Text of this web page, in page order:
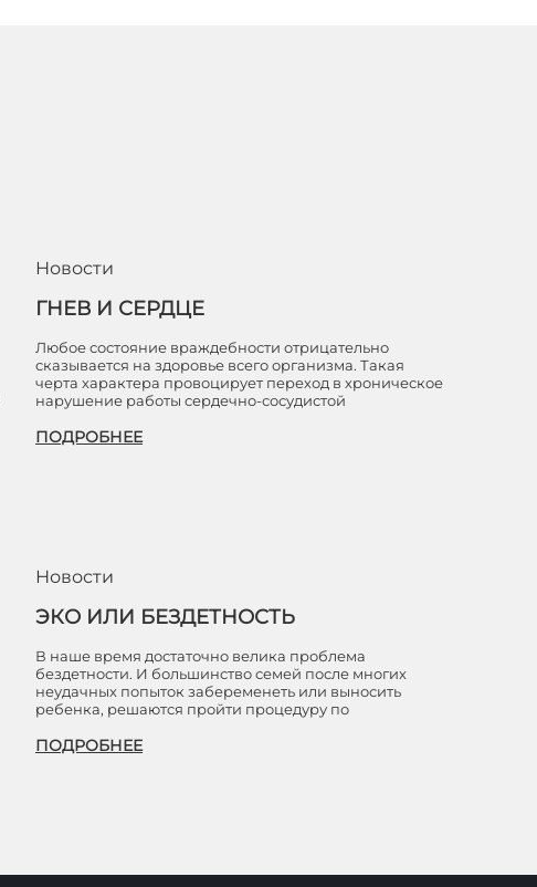
Новости
ГНЕВ И СЕРДЦЕ
Любое состояние враждебности отрицательно
сказывается на здоровье всего организма. Такая
черта характера провоцирует переход в хроническое
нарушение работы сердечно-сосудистой
ПОДРОБНЕЕ
Новости
ЭКО ИЛИ БЕЗДЕТНОСТЬ
В наше время достаточно велика проблема
бездетности. И большинство семей после многих
неудачных попыток забеременеть или выносить
ребенка, решаются пройти процедуру по
ПОДРОБНЕЕ